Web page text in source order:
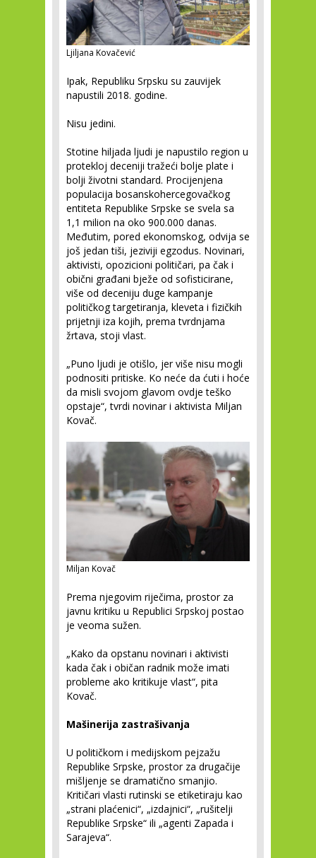
Ljiljana Kovačević
Ipak, Republiku Srpsku su zauvijek
napustili 2018. godine.
Nisu jedini.
Stotine hiljada ljudi je napustilo region u
protekloj deceniji tražeći bolje plate i
bolji životni standard. Procijenjena
populacija bosanskohercegovačkog
entiteta Republike Srpske se svela sa
1,1 milion na oko 900.000 danas.
Međutim, pored ekonomskog, odvija se
još jedan tiši, jeziviji egzodus. Novinari,
aktivisti, opozicioni političari, pa čak i
obični građani bježe od sofisticirane,
više od deceniju duge kampanje
političkog targetiranja, kleveta i fizičkih
prijetnji iza kojih, prema tvrdnjama
žrtava, stoji vlast.
„Puno ljudi je otišlo, jer više nisu mogli
podnositi pritiske. Ko neće da ćuti i hoće
da misli svojom glavom ovdje teško
opstaje“, tvrdi novinar i aktivista Miljan
Kovač.
Miljan Kovač
Prema njegovim riječima, prostor za
javnu kritiku u Republici Srpskoj postao
je veoma sužen.
„Kako da opstanu novinari i aktivisti
kada čak i običan radnik može imati
probleme ako kritikuje vlast“, pita
Kovač.
Mašinerija zastrašivanja
U političkom i medijskom pejzažu
Republike Srpske, prostor za drugačije
mišljenje se dramatično smanjio.
Kritičari vlasti rutinski se etiketiraju kao
„strani plaćenici“, „izdajnici“, „rušitelji
Republike Srpske“ ili „agenti Zapada i
Sarajeva“.